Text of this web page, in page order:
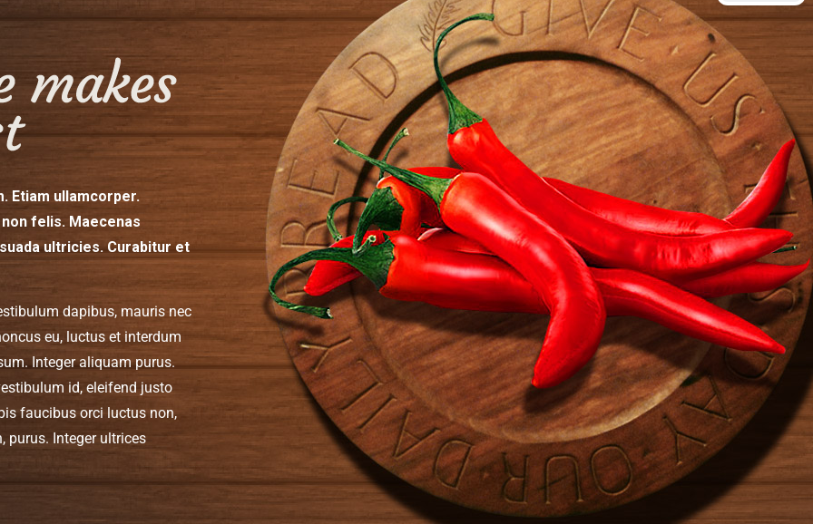
Etiam ullamcorper.
felis. Maecenas
ultricies. Curabitur et
dapibus, mauris nec
eu, luctus et interdum
Integer aliquam purus.
id, eleifend justo
faucibus orci luctus non,
purus. Integer ultrices